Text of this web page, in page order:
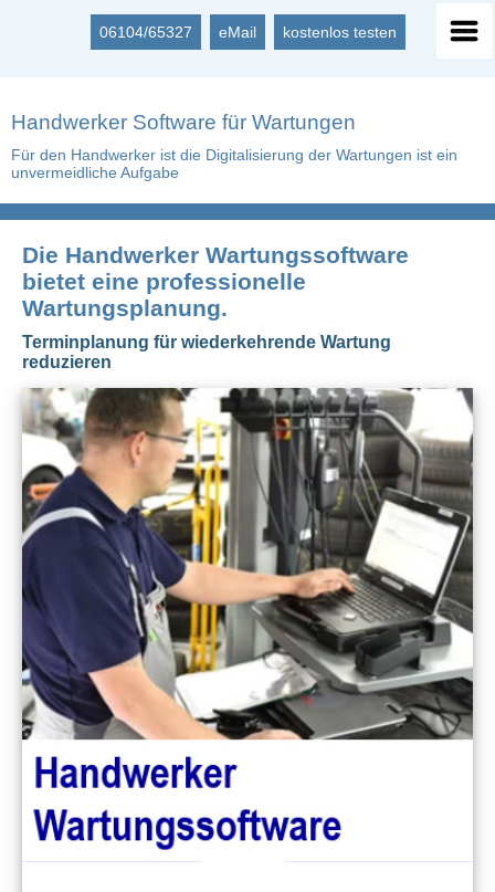
06104/65327 eMail kostenlos testen
Handwerker Software für Wartungen
Für den Handwerker ist die Digitalisierung der Wartungen ist ein
unvermeidliche Aufgabe
Die Handwerker Wartungssoftware
bietet eine professionelle
Wartungsplanung.
Terminplanung für wiederkehrende Wartung
reduzieren